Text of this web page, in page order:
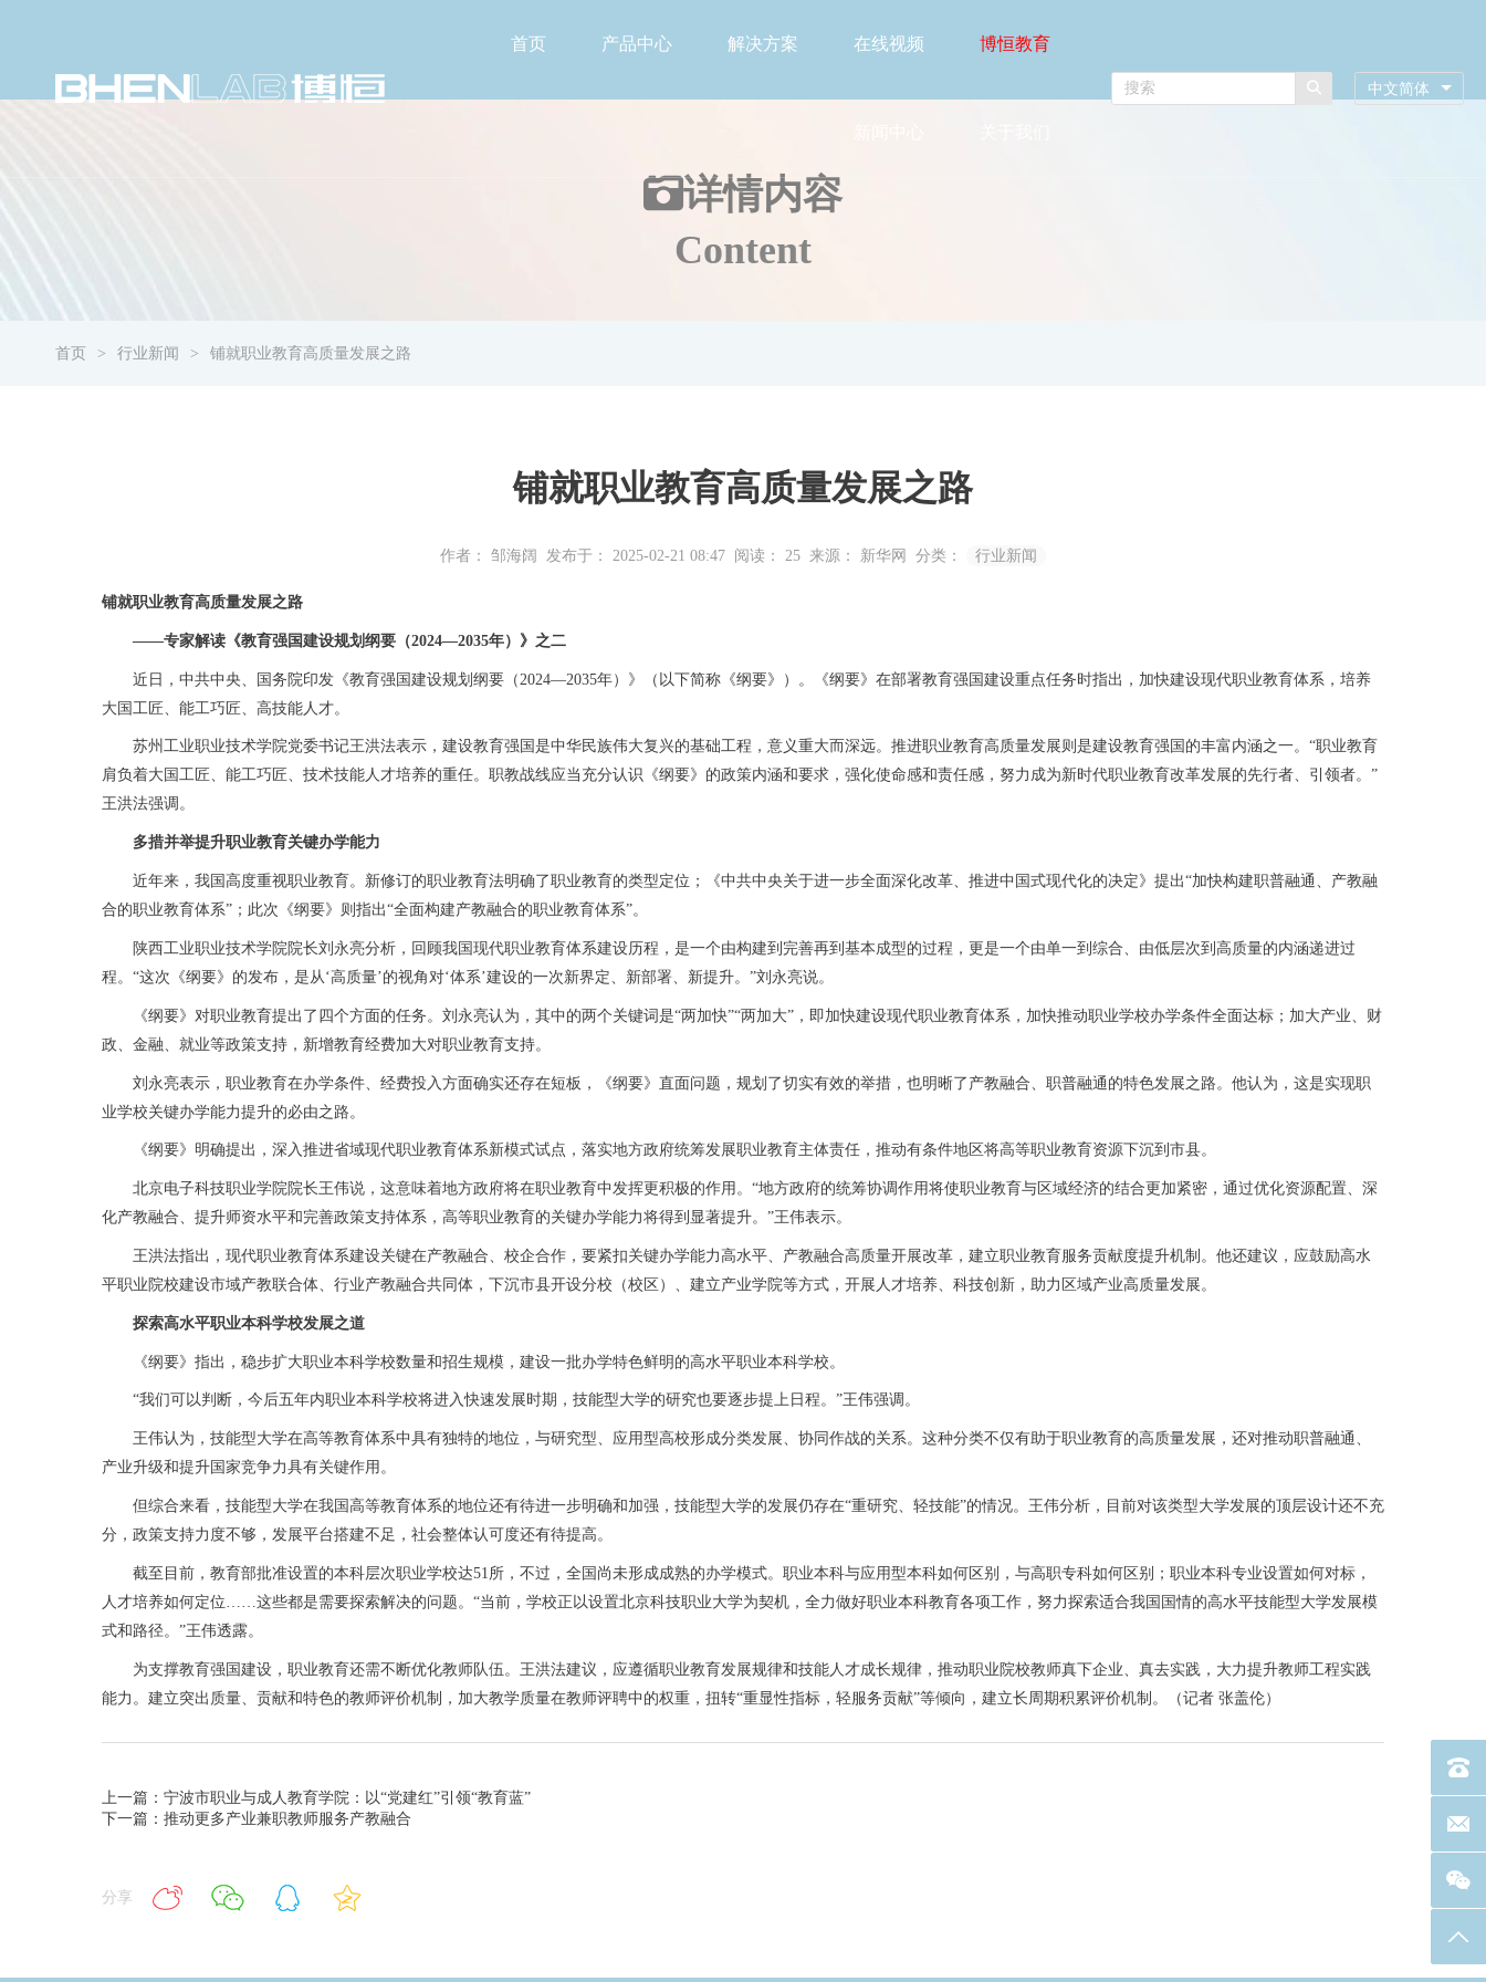
首页 产品中心 解决方案 在线视频 博恒教育
中文简体
详情内容
Content
首页 行业新闻 铺就职业教育高质量发展之路
铺就职业教育高质量发展之路
作者： 邹海阔 发布于： 2025-02-21 08:47 阅读： 25 来源： 新华网 分类： 行业新闻
铺就职业教育高质量发展之路
——专家解读《教育强国建设规划纲要（2024—2035年）》之二
近日，中共中央、国务院印发《教育强国建设规划纲要（2024—2035年）》（以下简称《纲要》）。《纲要》在部署教育强国建设重点任务时指出，加快建设现代职业教育体系，培养
大国工匠、能工巧匠、高技能人才。
苏州工业职业技术学院党委书记王洪法表示，建设教育强国是中华民族伟大复兴的基础工程，意义重大而深远。推进职业教育高质量发展则是建设教育强国的丰富内涵之一。“职业教育
肩负着大国工匠、能工巧匠、技术技能人才培养的重任。职教战线应当充分认识《纲要》的政策内涵和要求，强化使命感和责任感，努力成为新时代职业教育改革发展的先行者、引领者。”
王洪法强调。
多措并举提升职业教育关键办学能力
近年来，我国高度重视职业教育。新修订的职业教育法明确了职业教育的类型定位；《中共中央关于进一步全面深化改革、推进中国式现代化的决定》提出“加快构建职普融通、产教融
合的职业教育体系”；此次《纲要》则指出“全面构建产教融合的职业教育体系”。
陕西工业职业技术学院院长刘永亮分析，回顾我国现代职业教育体系建设历程，是一个由构建到完善再到基本成型的过程，更是一个由单一到综合、由低层次到高质量的内涵递进过
程。“这次《纲要》的发布，是从‘高质量’的视角对‘体系’建设的一次新界定、新部署、新提升。”刘永亮说。
《纲要》对职业教育提出了四个方面的任务。刘永亮认为，其中的两个关键词是“两加快”“两加大”，即加快建设现代职业教育体系，加快推动职业学校办学条件全面达标；加大产业、财
政、金融、就业等政策支持，新增教育经费加大对职业教育支持。
刘永亮表示，职业教育在办学条件、经费投入方面确实还存在短板，《纲要》直面问题，规划了切实有效的举措，也明晰了产教融合、职普融通的特色发展之路。他认为，这是实现职
业学校关键办学能力提升的必由之路。
《纲要》明确提出，深入推进省域现代职业教育体系新模式试点，落实地方政府统筹发展职业教育主体责任，推动有条件地区将高等职业教育资源下沉到市县。
北京电子科技职业学院院长王伟说，这意味着地方政府将在职业教育中发挥更积极的作用。“地方政府的统筹协调作用将使职业教育与区域经济的结合更加紧密，通过优化资源配置、深
化产教融合、提升师资水平和完善政策支持体系，高等职业教育的关键办学能力将得到显著提升。”王伟表示。
王洪法指出，现代职业教育体系建设关键在产教融合、校企合作，要紧扣关键办学能力高水平、产教融合高质量开展改革，建立职业教育服务贡献度提升机制。他还建议，应鼓励高水
平职业院校建设市域产教联合体、行业产教融合共同体，下沉市县开设分校（校区）、建立产业学院等方式，开展人才培养、科技创新，助力区域产业高质量发展。
探索高水平职业本科学校发展之道
《纲要》指出，稳步扩大职业本科学校数量和招生规模，建设一批办学特色鲜明的高水平职业本科学校。
“我们可以判断，今后五年内职业本科学校将进入快速发展时期，技能型大学的研究也要逐步提上日程。”王伟强调。
王伟认为，技能型大学在高等教育体系中具有独特的地位，与研究型、应用型高校形成分类发展、协同作战的关系。这种分类不仅有助于职业教育的高质量发展，还对推动职普融通、
产业升级和提升国家竞争力具有关键作用。
但综合来看，技能型大学在我国高等教育体系的地位还有待进一步明确和加强，技能型大学的发展仍存在“重研究、轻技能”的情况。王伟分析，目前对该类型大学发展的顶层设计还不充
分，政策支持力度不够，发展平台搭建不足，社会整体认可度还有待提高。
截至目前，教育部批准设置的本科层次职业学校达51所，不过，全国尚未形成成熟的办学模式。职业本科与应用型本科如何区别，与高职专科如何区别；职业本科专业设置如何对标，
人才培养如何定位……这些都是需要探索解决的问题。“当前，学校正以设置北京科技职业大学为契机，全力做好职业本科教育各项工作，努力探索适合我国国情的高水平技能型大学发展模
式和路径。”王伟透露。
为支撑教育强国建设，职业教育还需不断优化教师队伍。王洪法建议，应遵循职业教育发展规律和技能人才成长规律，推动职业院校教师真下企业、真去实践，大力提升教师工程实践
能力。建立突出质量、贡献和特色的教师评价机制，加大教学质量在教师评聘中的权重，扭转“重显性指标，轻服务贡献”等倾向，建立长周期积累评价机制。（记者 张盖伦）
上一篇：宁波市职业与成人教育学院：以“党建红”引领“教育蓝”
下一篇：推动更多产业兼职教师服务产教融合
分享
电话
联系
返回